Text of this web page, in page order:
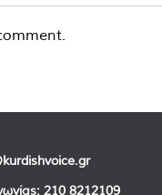
210 8212109